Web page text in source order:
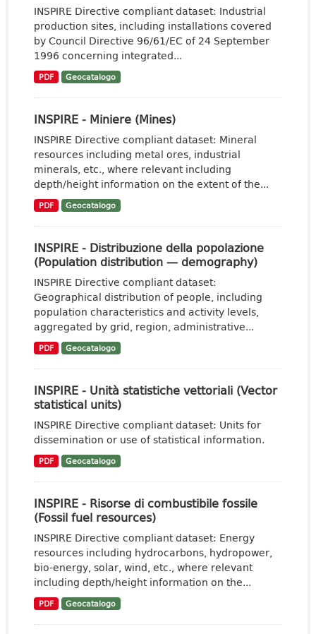
INSPIRE Directive compliant dataset: Industrial
production sites, including installations covered
by Council Directive 96/61/EC of 24 September
1996 concerning integrated...
PDF Geocatalogo
INSPIRE - Miniere (Mines)
INSPIRE Directive compliant dataset: Mineral
resources including metal ores, industrial
minerals, etc., where relevant including
depth/height information on the extent of the...
PDF Geocatalogo
INSPIRE - Distribuzione della popolazione
(Population distribution — demography)
INSPIRE Directive compliant dataset:
Geographical distribution of people, including
population characteristics and activity levels,
aggregated by grid, region, administrative...
PDF Geocatalogo
INSPIRE - Unità statistiche vettoriali (Vector
statistical units)
INSPIRE Directive compliant dataset: Units for
dissemination or use of statistical information.
PDF Geocatalogo
INSPIRE - Risorse di combustibile fossile
(Fossil fuel resources)
INSPIRE Directive compliant dataset: Energy
resources including hydrocarbons, hydropower,
bio-energy, solar, wind, etc., where relevant
including depth/height information on the...
PDF Geocatalogo